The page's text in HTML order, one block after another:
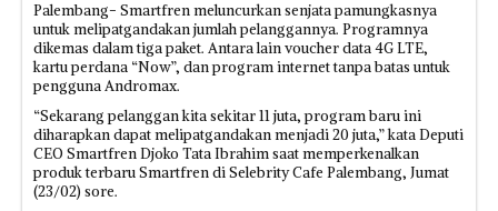
Palembang- Smartfren meluncurkan senjata pamungkasnya
untuk melipatgandakan jumlah pelanggannya. Programnya
dikemas dalam tiga paket. Antara lain voucher data 4G LTE,
kartu perdana “Now”, dan program internet tanpa batas untuk
pengguna Andromax.
“Sekarang pelanggan kita sekitar 11 juta, program baru ini
diharapkan dapat melipatgandakan menjadi 20 juta,” kata Deputi
CEO Smartfren Djoko Tata Ibrahim saat memperkenalkan
produk terbaru Smartfren di Selebrity Cafe Palembang, Jumat
(23/02) sore.